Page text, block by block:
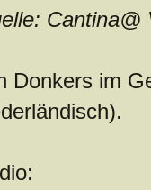
Cantina@
Donkers im